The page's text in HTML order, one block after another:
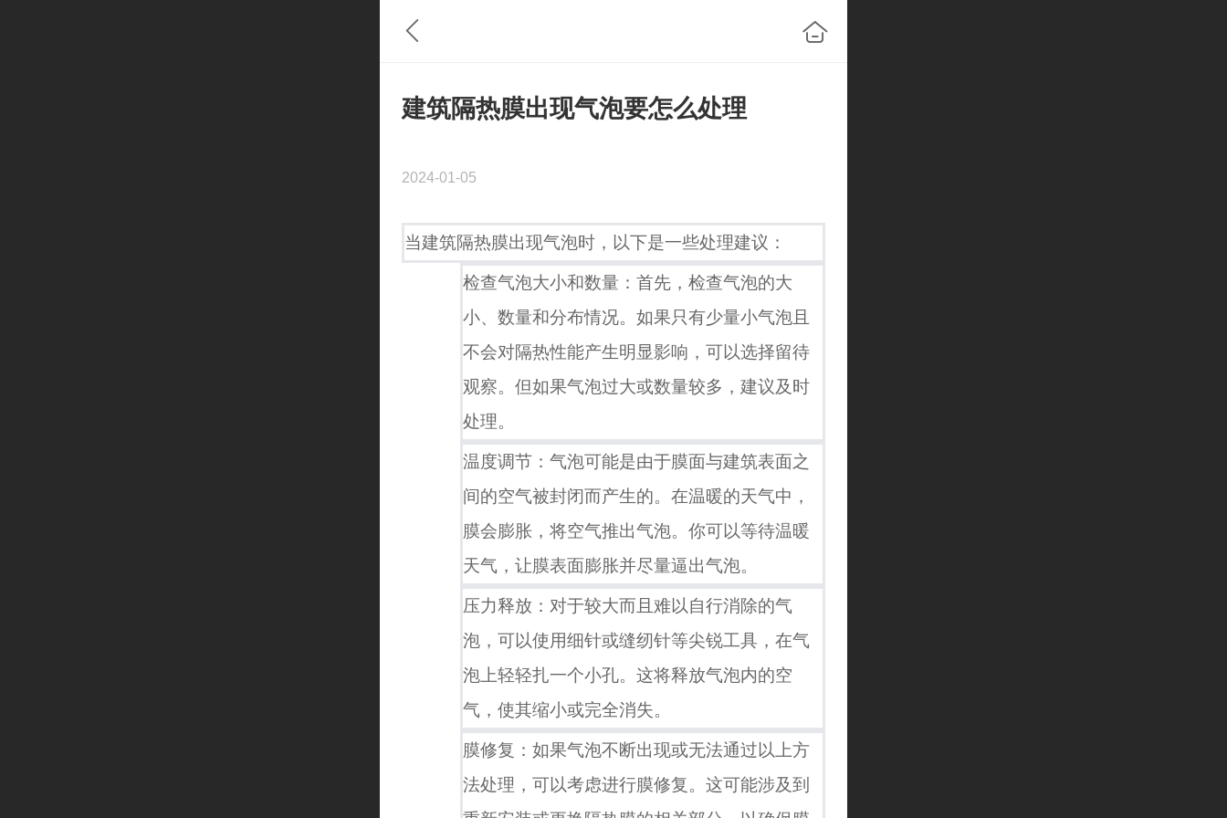
建筑隔热膜出现气泡要怎么处理
2024-01-05
当建筑隔热膜出现气泡时，以下是一些处理建议：
检查气泡大小和数量：首先，检查气泡的大
小、数量和分布情况。如果只有少量小气泡且
不会对隔热性能产生明显影响，可以选择留待
观察。但如果气泡过大或数量较多，建议及时
处理。
温度调节：气泡可能是由于膜面与建筑表面之
间的空气被封闭而产生的。在温暖的天气中，
膜会膨胀，将空气推出气泡。你可以等待温暖
天气，让膜表面膨胀并尽量逼出气泡。
压力释放：对于较大而且难以自行消除的气
泡，可以使用细针或缝纫针等尖锐工具，在气
泡上轻轻扎一个小孔。这将释放气泡内的空
气，使其缩小或完全消失。
膜修复：如果气泡不断出现或无法通过以上方
法处理，可以考虑进行膜修复。这可能涉及到